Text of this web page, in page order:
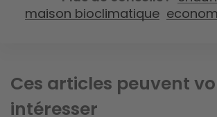
maison bioclimatique
Ces articles peuvent
intéresser